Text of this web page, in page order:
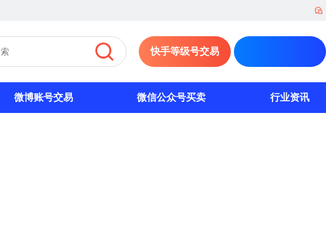
快手等级号交易
微博账号交易 微信公众号买卖 行业资讯